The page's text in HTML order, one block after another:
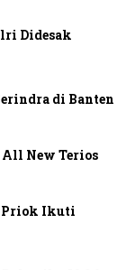
Didesak
di Banten
All New Terios
Priok Ikuti